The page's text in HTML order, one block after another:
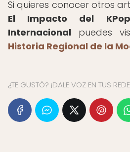
Si quieres conocer otros
El Impacto del
Internacional puedes
Historia Regional de la
¿TE GUSTÓ? ¡DALE VOZ EN TUS